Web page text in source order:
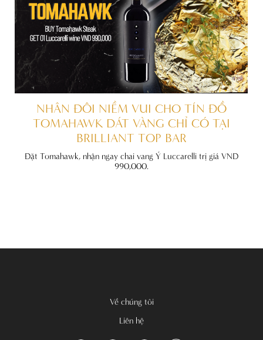
NHÂN ĐÔI NIỀM VUI CHO TÍN ĐỒ
TOMAHAWK DÁT VÀNG CHỈ CÓ TẠI
BRILLIANT TOP BAR
Đặt Tomahawk, nhận ngay chai vang Ý Luccarelli trị giá VND
990,000.
Về chúng tôi
Liên hệ